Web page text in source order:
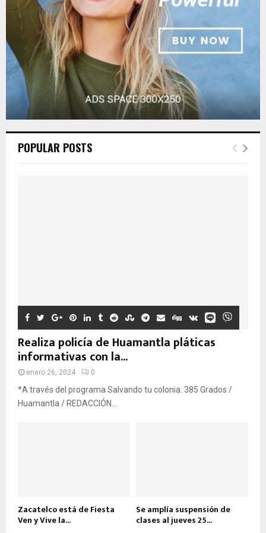
POPULAR POSTS
Realiza policía de Huamantla pláticas
informativas con la...
enero 26, 2024 0
*A través del programa Salvando tu colonia. 385 Grados /
Huamantla / REDACCIÓN...
Zacatelco está de Fiesta
Ven y Vive la...
Se amplía suspensión de
clases al jueves 25...